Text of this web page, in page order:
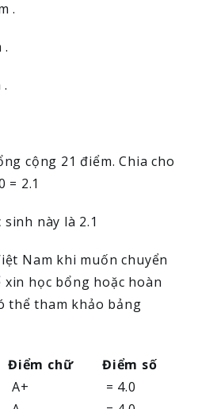
.
.
cộng 21 điểm. Chia cho
= 2.1
sinh này là 2.1
Nam khi muốn chuyển
xin học bổng hoặc hoàn
thể tham khảo bảng
Điểm chữ
Điểm số
A+
= 4.0